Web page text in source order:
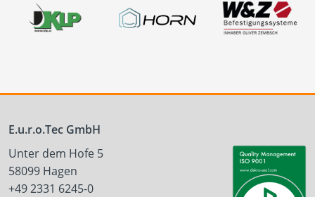
E.u.r.o.Tec GmbH
Unter dem Hofe 5
58099 Hagen
+49 2331 6245-0